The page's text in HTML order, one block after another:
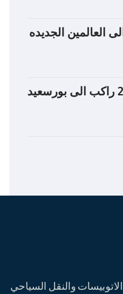
العالمين الجديده
والنقل السياحي